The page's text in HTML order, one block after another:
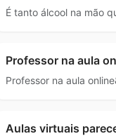
É tanto álcool na mão
Professor na aula
Professor na aula
Aulas virtuais